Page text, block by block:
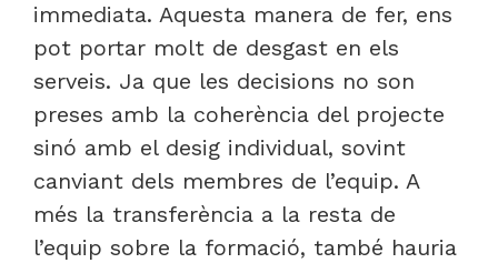
immediata. Aquesta manera de fer, ens
pot portar molt de desgast en els
serveis. Ja que les decisions no son
preses amb la coherència del projecte
sinó amb el desig individual, sovint
canviant dels membres de l’equip. A
més la transferència a la resta de
l’equip sobre la formació, també hauria